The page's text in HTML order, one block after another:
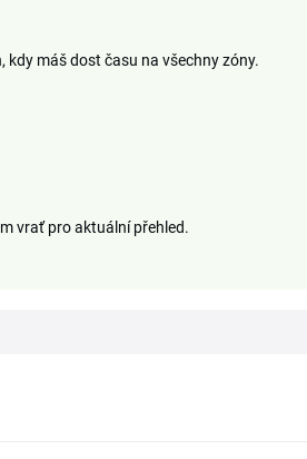
kdy máš dost času na všechny zóny.
vrať pro aktuální přehled.